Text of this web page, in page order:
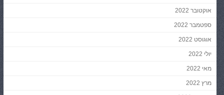
אוקטובר 2022
ספטמבר 2022
אוגוסט 2022
יולי 2022
מאי 2022
מרץ 2022